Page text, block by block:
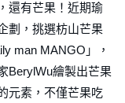
還有芒果！近期瑜
劃，挑選枋山芒果
man MANGO」，
BerylWu繪製出芒果
元素，不僅芒果吃